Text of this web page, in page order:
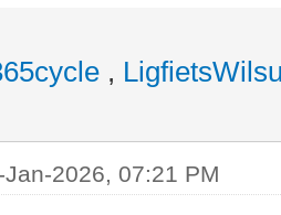
,
Jan-2026, 07:21 PM